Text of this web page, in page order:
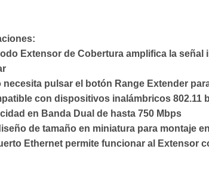
Extensor de Cobertura amplifica la
necesita pulsar el botón Range Extender
con dispositivos inalámbricos 802.11
en Banda Dual de hasta 750 Mbps
de tamaño en miniatura para montaje
Ethernet permite funcionar al Extensor